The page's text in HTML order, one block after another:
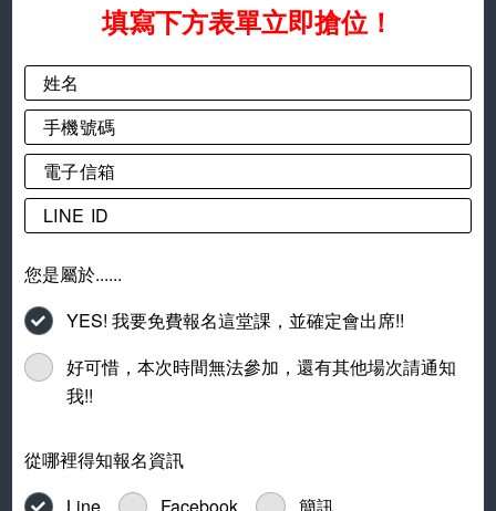
填寫下方表單立即搶位！
您是屬於......
YES! 我要免費報名這堂課，並確定會出席!!
好可惜，本次時間無法參加，還有其他場次請通知
我!!
從哪裡得知報名資訊
Line
Facebook
簡訊